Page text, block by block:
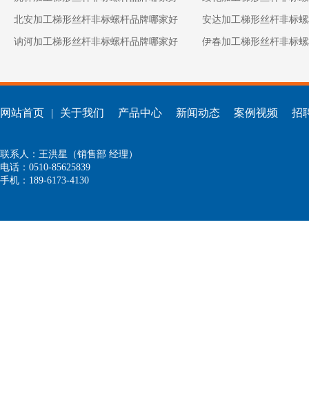
北安加工梯形丝杆非标螺杆品牌哪家好 安达加工梯形丝杆非标
讷河加工梯形丝杆非标螺杆品牌哪家好 伊春加工梯形丝杆非标
网站首页 | 关于我们 产品中心 新闻动态 案例视频 招
联系人：王洪星（销售部 经理）
电话：0510-85625839
手机：189-6173-4130